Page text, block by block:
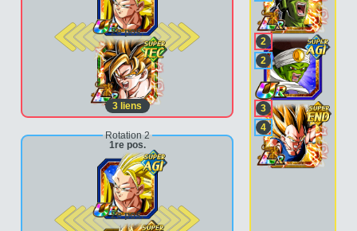
2e pos.
3 liens
Rotation 2
1re pos.
2e pos.
2
2
3
4